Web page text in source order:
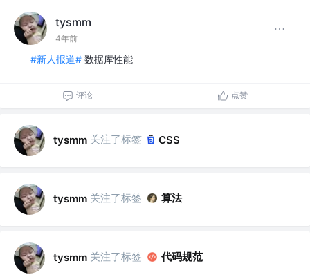
tysmm
4年前
#新人报道# 数据库性能
评论 点赞
tysmm 关注了标签 CSS
tysmm 关注了标签 算法
tysmm 关注了标签 代码规范